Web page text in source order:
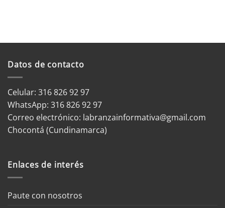
Datos de contacto
Celular: 316 826 92 97
WhatsApp: 316 826 92 97
Correo electrónico: labranzainformativa@gmail.com
Chocontá (Cundinamarca)
Enlaces de interés
Paute con nosotros